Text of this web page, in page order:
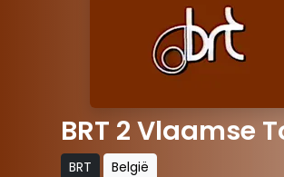
BRT 2 Vlaamse
BRT België